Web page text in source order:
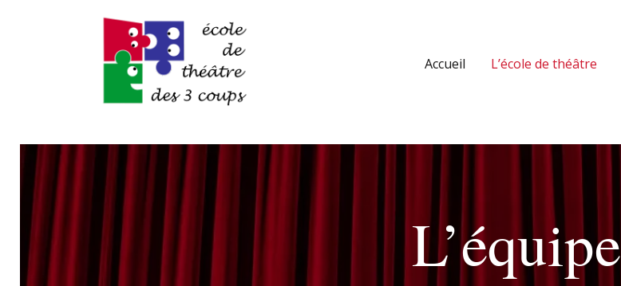
Accueil L’école de théâtre
L’équipe
L’école de théâtre
Inscriptions et tarifs
Actualités